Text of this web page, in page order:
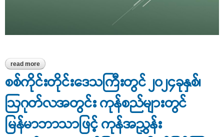
read more about ၂၀၂၄ခုနှစ်၊ စစ်ကိုင်းတိုင်းဒေသကြီးတွင် ဩဂုတ်လအတွင်း
စားသုံးသူပြည်သူများဘေးအန္တရာယ်ကင်းရှင်းရေး ဈေးကွက်စောင့်ကြည့်
စစ်ဆေး
စစ်ကိုင်းတိုင်းဒေသကြီးတွင် ၂၀၂၄ခုနှစ်၊
ဩဂုတ်လအတွင်း ကုန်စည်များတွင်
မြန်မာဘာသာဖြင့် ကုန်အညွှန်း